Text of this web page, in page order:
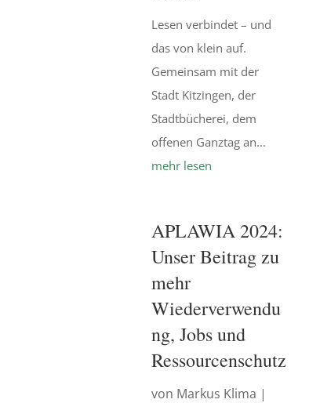
Lesen verbindet – und
das von klein auf.
Gemeinsam mit der
Stadt Kitzingen, der
Stadtbücherei, dem
offenen Ganztag an...
mehr lesen
APLAWIA 2024:
Unser Beitrag zu
mehr
Wiederverwendu
ng, Jobs und
Ressourcenschutz
von Markus Klima |